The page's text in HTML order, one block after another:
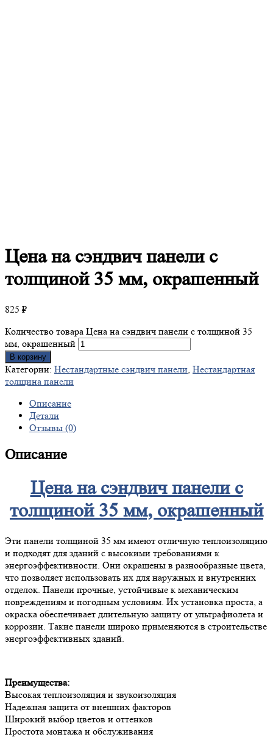
Ценана сэндвич панели с
толщиной 35 мм, окрашенный
825 ₽
Количество товара Цена на сэндвич панели с толщиной 35
мм, окрашенный
В корзину
Категории: Нестандартные сэндвич панели, Нестандартная
толщина панели
Описание
Детали
Отзывы (0)
Описание
Цена на сэндвич панели с
толщиной 35 мм, окрашенный
Эти панели толщиной 35 мм имеют отличную теплоизоляцию
и подходят для зданий с высокими требованиями к
энергоэффективности. Они окрашены в разнообразные цвета,
что позволяет использовать их для наружных и внутренних
отделок. Панели прочные, устойчивые к механическим
повреждениям и погодным условиям. Их установка проста, а
окраска обеспечивает длительную защиту от ультрафиолета и
коррозии. Такие панели широко применяются в строительстве
энергоэффективных зданий.
Преимущества:
Высокая теплоизоляция и звукоизоляция
Надежная защита от внешних факторов
Широкий выбор цветов и оттенков
Простота монтажа и обслуживания